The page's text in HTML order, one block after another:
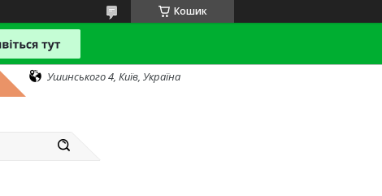
Кошик
Ушинського 4, Київ, Україна